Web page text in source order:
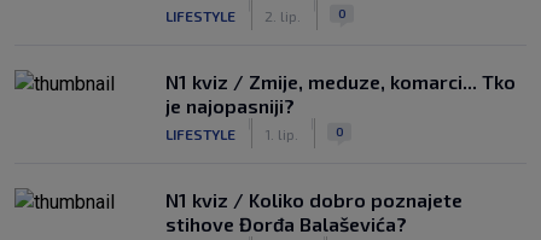
LIFESTYLE 2. lip. 0
N1 kviz / Zmije, meduze, komarci... Tko
je najopasniji?
LIFESTYLE 1. lip. 0
N1 kviz / Koliko dobro poznajete
stihove Đorđa Balaševića?